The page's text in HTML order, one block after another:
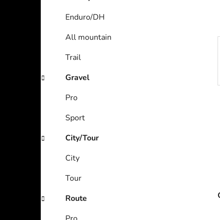
Enduro/DH
All mountain
Trail
Gravel
Pro
Sport
City/Tour
City
Tour
Route